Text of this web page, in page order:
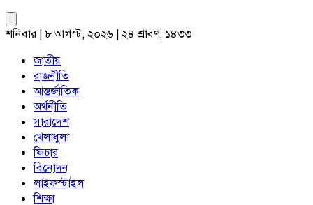
শনিবার | ৮ আগস্ট, ২০২৬ | ২৪ শ্রাবণ, ১৪৩৩
জাতীয়
রাজনীতি
আন্তর্জাতিক
অর্থনীতি
সারাদেশ
খেলাধুলা
ফিচার
বিনোদন
লাইফস্টাইল
শিক্ষা